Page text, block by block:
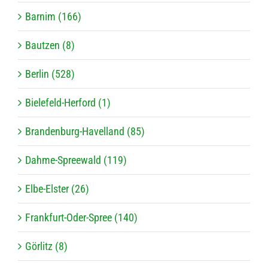
Barnim (166)
Bautzen (8)
Berlin (528)
Bielefeld-Herford (1)
Brandenburg-Havelland (85)
Dahme-Spreewald (119)
Elbe-Elster (26)
Frankfurt-Oder-Spree (140)
Görlitz (8)